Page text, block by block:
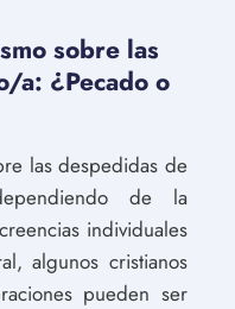
sobre las
a: ¿Pecado o
las despedidas de
de la
individuales
algunos cristianos
pueden ser